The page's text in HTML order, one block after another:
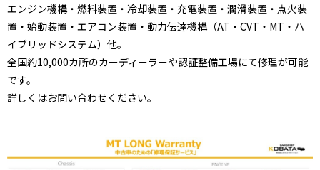
エンジン機構・燃料装置・冷却装置・充電装置・潤滑装置・点火装
置・始動装置・エアコン装置・動力伝達機構（AT・CVT・MT・ハ
イブリッドシステム）他。
全国約10,000カ所のカーディーラーや認証整備工場にて修理が可能
です。
詳しくはお問い合わせください。